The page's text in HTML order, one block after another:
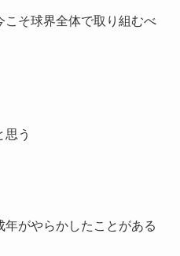
こそ球界全体で取り組むべ
思う
がやらかしたことがある